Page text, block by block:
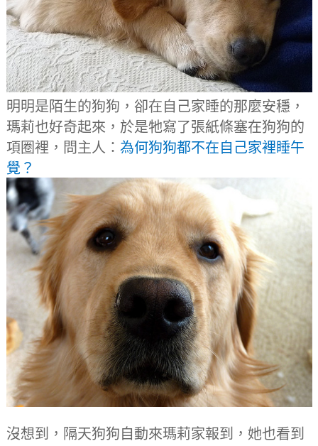
明明是陌生的狗狗，卻在自己家睡的那麼安穩，
瑪莉也好奇起來，於是牠寫了張紙條塞在狗狗的
項圈裡，問主人： 為何狗狗都不在自己家裡睡午
覺？
沒想到，隔天狗狗自動來瑪莉家報到，她也看到